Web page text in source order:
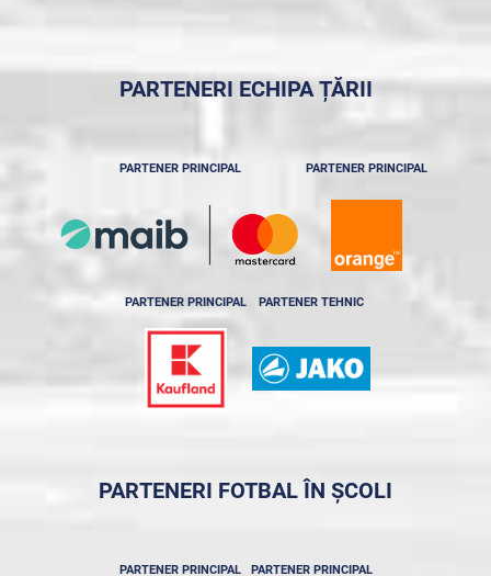
PARTENERI ECHIPA ȚĂRII
PARTENER PRINCIPAL PARTENER PRINCIPAL
PARTENER PRINCIPAL PARTENER TEHNIC
PARTENERI FOTBAL ÎN ȘCOLI
PARTENER PRINCIPAL PARTENER PRINCIPAL